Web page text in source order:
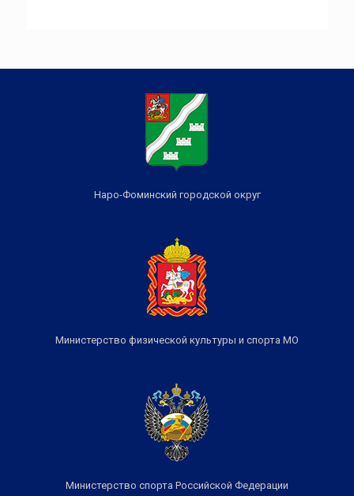
Наро-Фоминский городской округ
Министерство физической культуры и спорта МО
Министерство спорта Российской Федерации